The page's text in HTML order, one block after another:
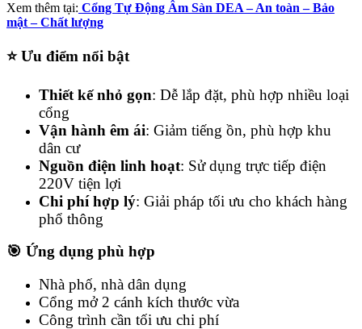
Xem thêm tại: Cổng Tự Động Âm Sàn DEA – An toàn – Bảo
mật – Chất lượng
⭐ Ưu điểm nổi bật
Thiết kế nhỏ gọn: Dễ lắp đặt, phù hợp nhiều loại
cổng
Vận hành êm ái: Giảm tiếng ồn, phù hợp khu
dân cư
Nguồn điện linh hoạt: Sử dụng trực tiếp điện
220V tiện lợi
Chi phí hợp lý: Giải pháp tối ưu cho khách hàng
phổ thông
🎯 Ứng dụng phù hợp
Nhà phố, nhà dân dụng
Cổng mở 2 cánh kích thước vừa
Công trình cần tối ưu chi phí